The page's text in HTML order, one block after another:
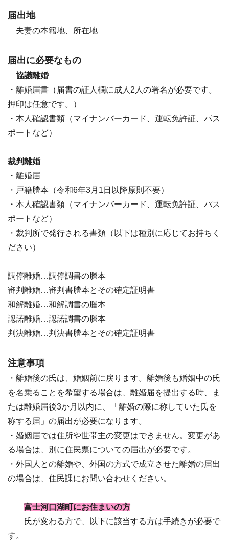
届出地
夫妻の本籍地、所在地
届出に必要なもの
協議離婚
・離婚届書（届書の証人欄に成人2人の署名が必要です。
押印は任意です。）
・本人確認書類（マイナンバーカード、運転免許証、パス
ポートなど）
裁判離婚
・離婚届
・戸籍謄本（令和6年3月1日以降原則不要）
・本人確認書類（マイナンバーカード、運転免許証、パス
ポートなど）
・裁判所で発行される書類（以下は種別に応じてお持ちく
ださい）
調停離婚…調停調書の謄本
審判離婚…審判書謄本とその確定証明書
和解離婚…和解調書の謄本
認諾離婚…認諾調書の謄本
判決離婚…判決書謄本とその確定証明書
注意事項
・離婚後の氏は、婚姻前に戻ります。離婚後も婚姻中の氏
を名乗ることを希望する場合は、離婚届を提出する時、ま
たは離婚届後3か月以内に、「離婚の際に称していた氏を
称する届」の届出が必要になります。
・婚姻届では住所や世帯主の変更はできません。変更があ
る場合は、別に住民票についての届出が必要です。
・外国人との離婚や、外国の方式で成立させた離婚の届出
の場合は、住民課にお問い合わせください。
富士河口湖町にお住まいの方
氏が変わる方で、以下に該当する方は手続きが必要で
す。